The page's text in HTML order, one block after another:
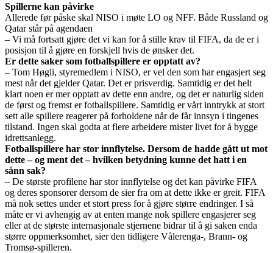
Spillerne kan påvirke
Allerede før påske skal NISO i møte LO og NFF. Både Russland og
Qatar står på agendaen
– Vi må fortsatt gjøre det vi kan for å stille krav til FIFA, da de er i
posisjon til å gjøre en forskjell hvis de ønsker det.
Er dette saker som fotballspillere er opptatt av?
– Tom Høgli, styremedlem i NISO, er vel den som har engasjert seg
mest når det gjelder Qatar. Det er prisverdig. Samtidig er det helt
klart noen er mer opptatt av dette enn andre, og det er naturlig siden
de først og fremst er fotballspillere. Samtidig er vårt inntrykk at stort
sett alle spillere reagerer på forholdene når de får innsyn i tingenes
tilstand. Ingen skal godta at flere arbeidere mister livet for å bygge
idrettsanlegg.
Fotballspillere har stor innflytelse. Dersom de hadde gått ut mot
dette – og ment det – hvilken betydning kunne det hatt i en
sånn sak?
– De største profilene har stor innflytelse og det kan påvirke FIFA
og deres sponsorer dersom de sier fra om at dette ikke er greit. FIFA
må nok settes under et stort press for å gjøre større endringer. I så
måte er vi avhengig av at enten mange nok spillere engasjerer seg
eller at de største internasjonale stjernene bidrar til å gi saken enda
større oppmerksomhet, sier den tidligere Vålerenga-, Brann- og
Tromsø-spilleren.